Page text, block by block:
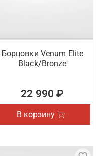
Борцовки Venum Elite
Black/Bronze
22 990 ₽
В корзину